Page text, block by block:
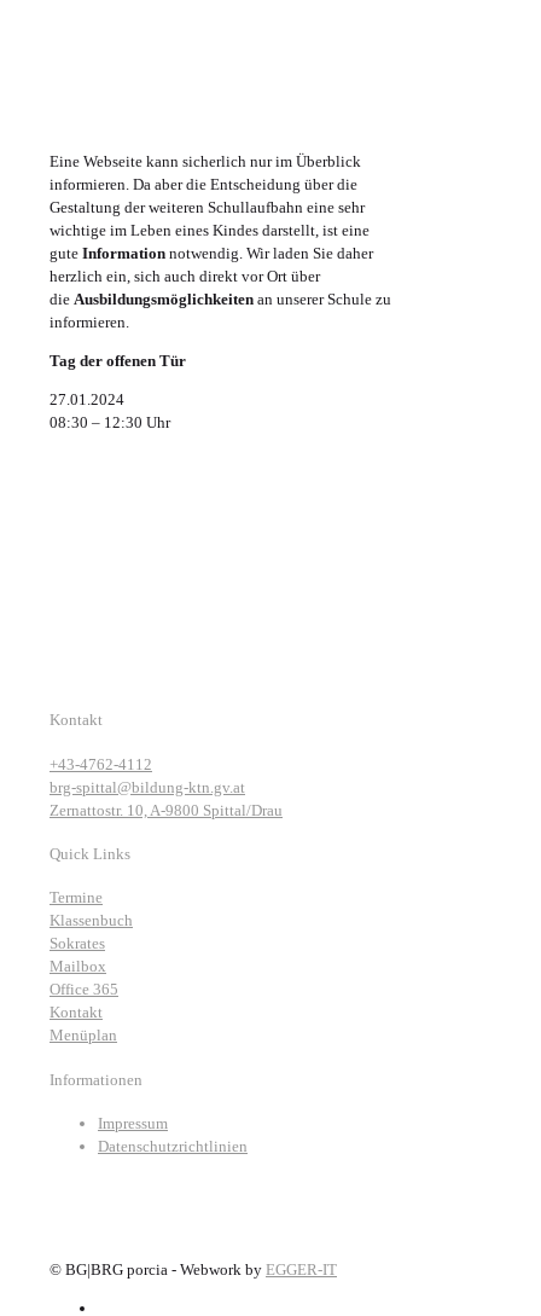
Eine Webseite kann sicherlich nur im Überblick
informieren. Da aber die Entscheidung über die
Gestaltung der weiteren Schullaufbahn eine sehr
wichtige im Leben eines Kindes darstellt, ist eine
gute Information notwendig. Wir laden Sie daher
herzlich ein, sich auch direkt vor Ort über
die Ausbildungsmöglichkeiten an unserer Schule zu
informieren.
Tag der offenen Tür
27.01.2024
08:30 – 12:30 Uhr
Kontakt
+43-4762-4112
brg-spittal@bildung-ktn.gv.at
Zernattostr. 10, A-9800 Spittal/Drau
Quick Links
Termine
Klassenbuch
Sokrates
Mailbox
Office 365
Kontakt
Menüplan
Informationen
Impressum
Datenschutzrichtlinien
© BG|BRG porcia - Webwork by EGGER-IT